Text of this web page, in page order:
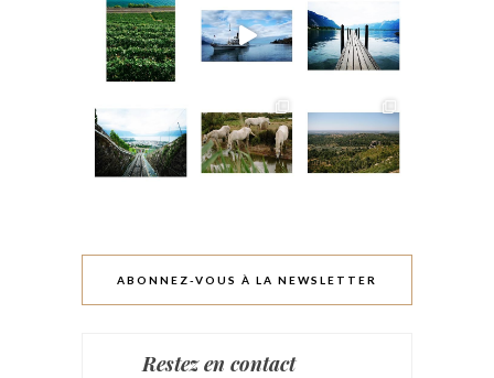
ABONNEZ-VOUS À LA NEWSLETTER
Restez en contact